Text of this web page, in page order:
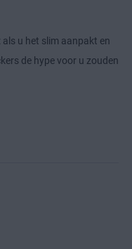
als u het slim aanpakt en
de hype voor u zouden